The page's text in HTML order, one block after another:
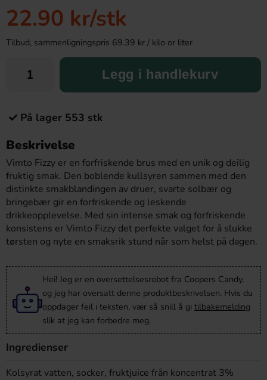
22.90 kr/stk
Tilbud, sammenligningspris 69.39 kr / kilo or liter
Legg i handlekurv
På lager 553 stk
Beskrivelse
Vimto Fizzy er en forfriskende brus med en unik og deilig
fruktig smak. Den boblende kullsyren sammen med den
distinkte smakblandingen av druer, svarte solbær og
bringebær gir en forfriskende og leskende
drikkeopplevelse. Med sin intense smak og forfriskende
konsistens er Vimto Fizzy det perfekte valget for å slukke
tørsten og nyte en smaksrik stund når som helst på dagen.
Hei! Jeg er en oversettelsesrobot fra Coopers Candy,
og jeg har oversatt denne produktbeskrivelsen. Hvis du
oppdager feil i teksten, vær så snill å gi tilbakemelding
slik at jeg kan forbedre meg.
Ingredienser
Kolsyrat vatten, socker, fruktjuice från koncentrat 3%